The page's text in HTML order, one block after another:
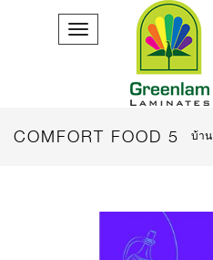
COMFORT FOOD 5 บ้าน